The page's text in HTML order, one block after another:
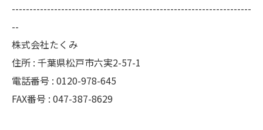
--------------------------------------------------------------------
--
株式会社たくみ
住所 : 千葉県松戸市六実2-57-1
電話番号 : 0120-978-645
FAX番号 : 047-387-8629